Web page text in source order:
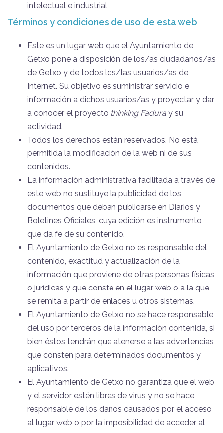
intelectual e industrial
Términos y condiciones de uso de esta web
Este es un lugar web que el Ayuntamiento de
Getxo pone a disposición de los/as ciudadanos/as
de Getxo y de todos los/las usuarios/as de
Internet. Su objetivo es suministrar servicio e
información a dichos usuarios/as y proyectar y dar
a conocer el proyecto thinking Fadura y su
actividad.
Todos los derechos están reservados. No está
permitida la modificación de la web ni de sus
contenidos.
La información administrativa facilitada a través de
este web no sustituye la publicidad de los
documentos que deban publicarse en Diarios y
Boletines Oficiales, cuya edición es instrumento
que da fe de su contenido.
El Ayuntamiento de Getxo no es responsable del
contenido, exactitud y actualización de la
información que proviene de otras personas físicas
o jurídicas y que conste en el lugar web o a la que
se remita a partir de enlaces u otros sistemas.
El Ayuntamiento de Getxo no se hace responsable
del uso por terceros de la información contenida, si
bien éstos tendrán que atenerse a las advertencias
que consten para determinados documentos y
aplicativos.
El Ayuntamiento de Getxo no garantiza que el web
y el servidor estén libres de virus y no se hace
responsable de los daños causados por el acceso
al lugar web o por la imposibilidad de acceder al